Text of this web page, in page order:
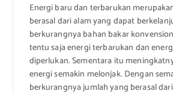
Energi baru dan terbarukan
berasal dari alam yang dapat
berkurangnya bahan bakar
tentu saja energi terbarukan dan
diperlukan. Sementara itu
energi semakin melonjak. Dengan
berkurangnya jumlah yang berasal